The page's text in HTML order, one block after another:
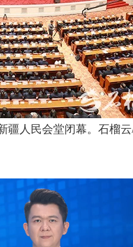
疆人民会堂闭幕。石榴